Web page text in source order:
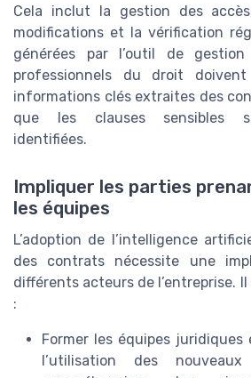
Cela inclut la gestion des
modifications et la vérification
générées par l’outil de
professionnels du droit doivent
informations clés extraites des
que les clauses sensibles
identifiées.
Impliquer les parties
les équipes
L’adoption de l’intelligence
des contrats nécessite une
différents acteurs de l’entreprise.
:
Former les équipes juridiques
l’utilisation des